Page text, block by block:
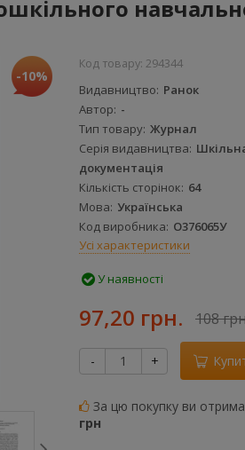
-10%
Код товару: 294344
Видавництво Ранок
Автор -
Тип товару Журнал
Серія видавництва
документація
Кількість сторінок 64
Мова Українська
Код виробника О376065У
Усі характеристики
У наявності
97,20 грн. 108
- +
За цю покупку ви
грн